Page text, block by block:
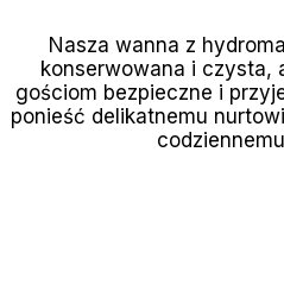
Nasza wanna z
konserwowana i czysta,
gościom bezpieczne i
ponieść delikatnemu